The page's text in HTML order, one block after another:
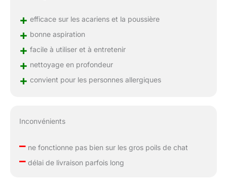
+ efficace sur les acariens et la poussière
+ bonne aspiration
+ facile à utiliser et à entretenir
+ nettoyage en profondeur
+ convient pour les personnes allergiques
Inconvénients
–ne fonctionne pas bien sur les gros poils de chat
–délai de livraison parfois long